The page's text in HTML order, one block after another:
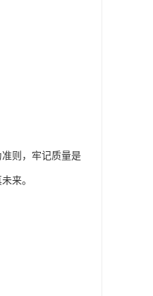
则，牢记质量是
来。